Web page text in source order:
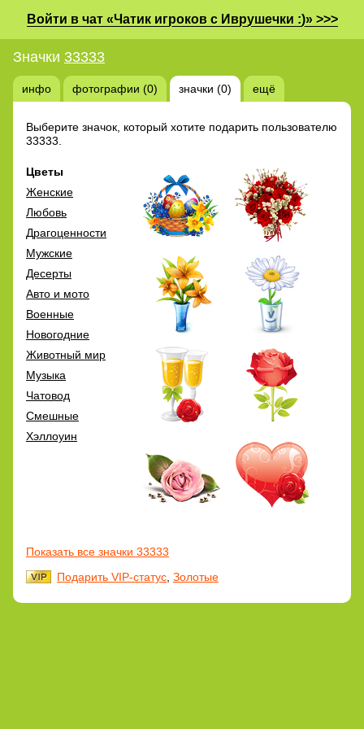
Войти в чат «Чатик игроков с Иврушечки :)» >>>
Значки 33333
инфо фотографии (0) значки (0) ещё
Выберите значок, который хотите подарить пользователю
33333.
Цветы
Женские
Любовь
Драгоценности
Мужские
Десерты
Авто и мото
Военные
Новогодние
Животный мир
Музыка
Чатовод
Смешные
Хэллоуин
Показать все значки 33333
Подарить VIP-статус Золотые